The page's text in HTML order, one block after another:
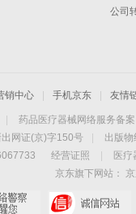
公司
销中心 手机京东 友情
药品医疗器械网络服务备案
网证(京)字150号
出版物
经营证照 医
京东旗下网站：